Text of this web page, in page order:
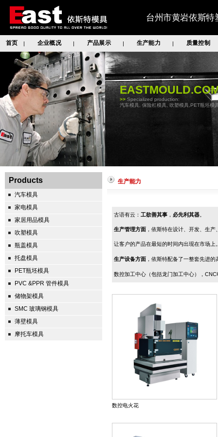
台州市黄岩依斯特
首页 | 企业概况 | 产品展示 | 生产能力 | 质量控制
>> Specialized production:
汽车模具, 保险杠模具, 吹塑模具,PET瓶坯模
Products
汽车模具
家电模具
家居用品模具
吹塑模具
瓶盖模具
托盘模具
PET瓶坯模具
PVC &PPR 管件模具
储物架模具
SMC 玻璃钢模具
薄壁模具
摩托车模具
生产能力
古语有云： 工欲善其事 ， 必先利其器
生产管理方面 ，依斯特在设计、开发、生
让客户的产品在最短的时间内出现在市场上
生产设备方面 ，依斯特配备了一整套先进
数控加工中心（包括龙门加工中心），
数控电火花